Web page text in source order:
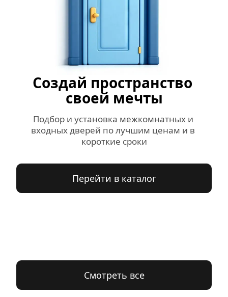
Создай пространство
своей мечты
Подбор и установка межкомнатных и
входных дверей по лучшим ценам и в
короткие сроки
Перейти в каталог
Смотреть все